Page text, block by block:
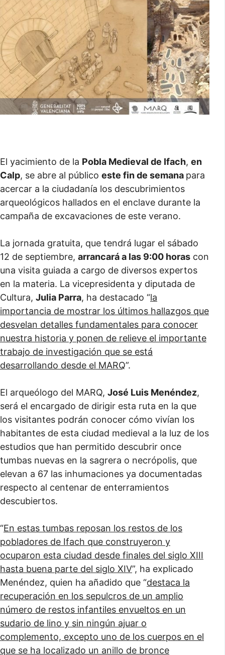
El yacimiento de la Pobla Medieval de Ifach, en
Calp, se abre al público este fin de semana para
acercar a la ciudadanía los descubrimientos
arqueológicos hallados en el enclave durante la
campaña de excavaciones de este verano.
La jornada gratuita, que tendrá lugar el sábado
12 de septiembre, arrancará a las 9:00 horas con
una visita guiada a cargo de diversos expertos
en la materia. La vicepresidenta y diputada de
Cultura, Julia Parra, ha destacado “la
importancia de mostrar los últimos hallazgos que
desvelan detalles fundamentales para conocer
nuestra historia y ponen de relieve el importante
trabajo de investigación que se está
desarrollando desde el MARQ”.
El arqueólogo del MARQ, José Luis Menéndez,
será el encargado de dirigir esta ruta en la que
los visitantes podrán conocer cómo vivían los
habitantes de esta ciudad medieval a la luz de los
estudios que han permitido descubrir once
tumbas nuevas en la sagrera o necrópolis, que
elevan a 67 las inhumaciones ya documentadas
respecto al centenar de enterramientos
descubiertos.
“En estas tumbas reposan los restos de los
pobladores de Ifach que construyeron y
ocuparon esta ciudad desde finales del siglo XIII
hasta buena parte del siglo XIV”, ha explicado
Menéndez, quien ha añadido que “destaca la
recuperación en los sepulcros de un amplio
número de restos infantiles envueltos en un
sudario de lino y sin ningún ajuar o
complemento, excepto uno de los cuerpos en el
que se ha localizado un anillo de bronce